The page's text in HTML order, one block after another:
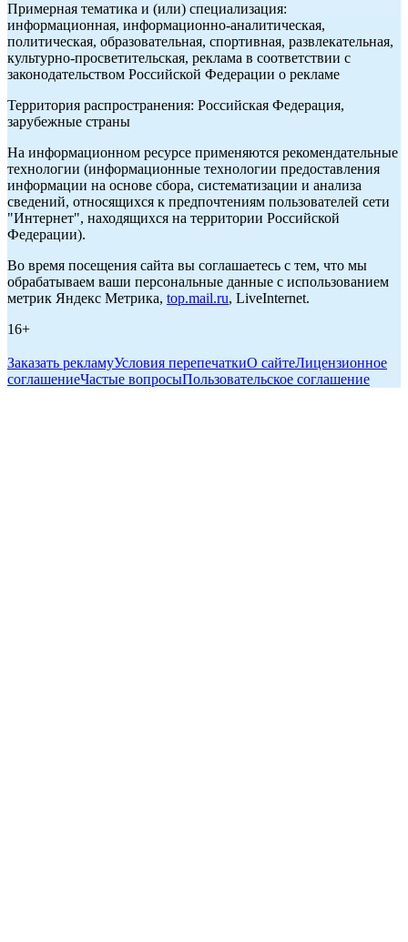
Примерная тематика и (или) специализация:
информационная, информационно-аналитическая,
политическая, образовательная, спортивная, развлекательная,
культурно-просветительская, реклама в соответствии с
законодательством Российской Федерации о рекламе
Территория распространения: Российская Федерация,
зарубежные страны
На информационном ресурсе применяются рекомендательные
технологии (информационные технологии предоставления
информации на основе сбора, систематизации и анализа
сведений, относящихся к предпочтениям пользователей сети
"Интернет", находящихся на территории Российской
Федерации).
Во время посещения сайта вы соглашаетесь с тем, что мы
обрабатываем ваши персональные данные с использованием
метрик Яндекс Метрика, top.mail.ru, LiveInternet.
16+
Заказать рекламуУсловия перепечаткиО сайтеЛицензионное
соглашениеЧастые вопросыПользовательское соглашение